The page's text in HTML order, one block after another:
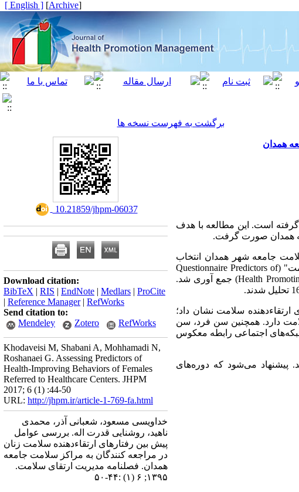
[
Archive
]
[ English ]
برگشت به فهرست نسخه ها
همدان
است. این مطالعه با هدف
همدان صورت گرفت.
سلامت جامعه شهر همدان انتخاب
(
Questionnaire Predictors of
Health) جمع آوری شد.
سلامت نشان داد؛
دارد. همچنین سن فرد، سن
اجتماعی رابطه معکوس
پیشنهاد می‌شود که دوره‌های
‎ 10.21859/jhpm-06037
Download citation:
BibTeX | RIS | EndNote | Medlars | ProCite
| Reference Manager| RefWorks
Send citation to:
Mendeley
Zotero RefWorks
Khodaveisi M, Shabani A, Mohhamadi N,
Roshanaei G. Assessing Predictors of
Health-Improving Behaviors of Females
Referred to Healthcare Centers. JHPM
2017; 6 (1) :44-50
URL: http://jhpm.ir/article-1-769-fa.html
خداویسی مسعود، شعبانی آذر، محمدی
ناهید، روشنایی قدرت اله. بررسی عوامل
پیش بین رفتارهای ارتقاءدهنده سلامت زنان
در مراجعه کنندگان به مراکز سلامت جامعه
همدان. فصلنامه مدیریت ارتقای سلامت.
۱۳۹۵; ۶ (۱) :۴۴-۵۰